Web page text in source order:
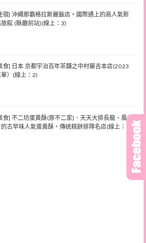
宿] 沖繩那霸格拉斯麗飯店。國際通上的高人氣新
館 (縣廳前站)(線上：3)
食] 日本 京都宇治百年茶舖之中村藤吉本店(2023
）(線上：2)
食] 不二坊蛋黃酥(原不二家)．天天大排長龍、風
古早味人氣蛋黃酥，傳統糕餅排隊名店(線上：